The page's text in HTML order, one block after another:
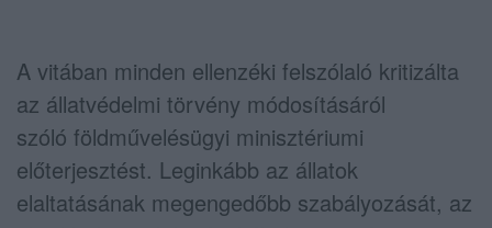
A vitában minden ellenzéki felszólaló kritizálta
az állatvédelmi törvény módosításáról
szóló földművelésügyi minisztériumi
előterjesztést. Leginkább az állatok
elaltatásának megengedőbb szabályozását, az